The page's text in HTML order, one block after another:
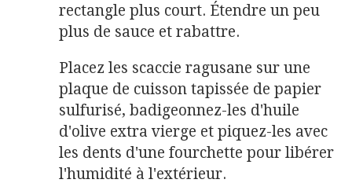
rectangle plus court. Étendre un peu
plus de sauce et rabattre.
Placez les scaccie ragusane sur une
plaque de cuisson tapissée de papier
sulfurisé, badigeonnez-les d'huile
d'olive extra vierge et piquez-les avec
les dents d'une fourchette pour libérer
l'humidité à l'extérieur.